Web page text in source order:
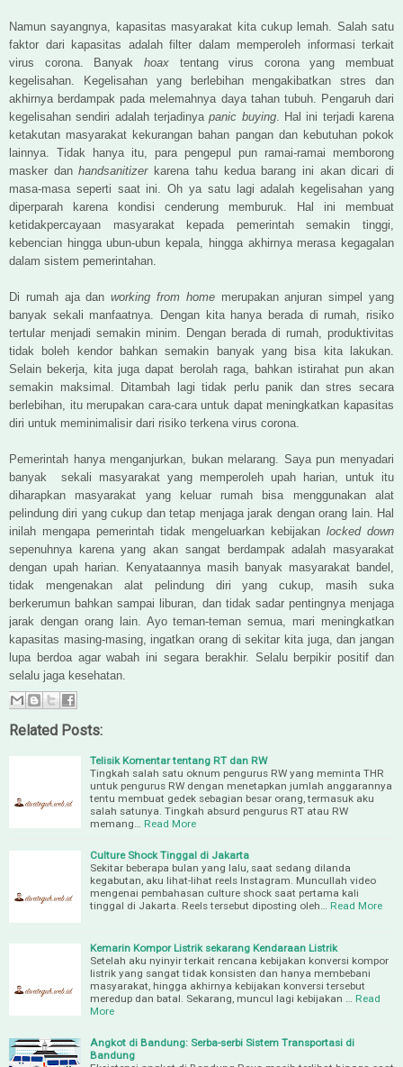
Namun sayangnya, kapasitas masyarakat kita cukup lemah. Salah satu
faktor dari kapasitas adalah filter dalam memperoleh informasi terkait
virus corona. Banyak hoaxtentang virus corona yang membuat
kegelisahan. Kegelisahan yang berlebihan mengakibatkan stres dan
akhirnyaberdampak pada melemahnya daya tahan tubuh. Pengaruh dari
kegelisahan sendiri adalah terjadinyapanic buying. Hal ini terjadi karena
ketakutan masyarakat kekurangan bahan pangan dan kebutuhan pokok
lainnya. Tidak hanya itu, para pengepul pun ramai-ramai memborong
masker danhandsanitizer karena tahu kedua barang ini akan dicari di
masa-masa seperti saat ini. Oh ya satu lagi adalah kegelisahan yang
diperparah karena kondisi cenderung memburuk. Hal ini membuat
ketidakpercayaan masyarakat kepada pemerintah semakin tinggi,
kebencian hingga ubun-ubun kepala, hingga akhirnya merasa kegagalan
dalam sistem pemerintahan.
Di rumah aja danworking from home merupakan anjuran simpel yang
banyak sekali manfaatnya. Dengan kita hanya berada di rumah, risiko
tertular menjadi semakin minim. Dengan berada di rumah, produktivitas
tidak boleh kendor bahkan semakin banyak yang bisa kita lakukan.
Selain bekerja, kita juga dapat berolah raga, bahkan istirahat pun akan
semakin maksimal. Ditambah lagi tidak perlu panik dan stres secara
berlebihan, itu merupakan cara-cara untuk dapat meningkatkan kapasitas
diri untuk meminimalisir dari risiko terkena virus corona.
Pemerintah hanya menganjurkan, bukan melarang. Saya pun menyadari
banyak sekali masyarakat yang memperoleh upah harian, untuk itu
diharapkan masyarakat yang keluar rumah bisa menggunakan alat
pelindung diri yang cukup dan tetap menjaga jarak dengan orang lain. Hal
inilah mengapa pemerintah tidak mengeluarkan kebijakan locked down
sepenuhnya karena yang akan sangat berdampak adalah masyarakat
dengan upah harian. Kenyataannya masih banyak masyarakat bandel,
tidak mengenakan alat pelindung diri yang cukup, masih suka
berkerumun bahkan sampai liburan, dan tidak sadar pentingnya menjaga
jarak dengan orang lain. Ayo teman-teman semua, mari meningkatkan
kapasitas masing-masing, ingatkan orang di sekitar kita juga, dan jangan
lupa berdoa agar wabah ini segara berakhir. Selalu berpikir positif dan
selalu jaga kesehatan.
Related Posts:
Telisik Komentar tentang RT dan RW
Tingkah salah satu oknum pengurus RW yang meminta THR
untuk pengurus RW dengan menetapkan jumlah anggarannya
tentu membuat gedek sebagian besar orang, termasuk aku
salah satunya. Tingkah absurd pengurus RT atau RW
memang…
Read More
Culture Shock Tinggal di Jakarta
Sekitar beberapa bulan yang lalu, saat sedang dilanda
kegabutan, aku lihat-lihat reels Instagram. Muncullah video
mengenai pembahasan culture shock saat pertama kali
tinggal di Jakarta. Reels tersebut diposting oleh…
Read More
Kemarin Kompor Listrik sekarang Kendaraan Listrik
Setelah aku nyinyir terkait rencana kebijakan konversi kompor
listrik yang sangat tidak konsisten dan hanya membebani
masyarakat, hingga akhirnya kebijakan konversi tersebut
meredup dan batal. Sekarang, muncul lagi kebijakan …
Read
More
Angkot di Bandung: Serba-serbi Sistem Transportasi di
Bandung